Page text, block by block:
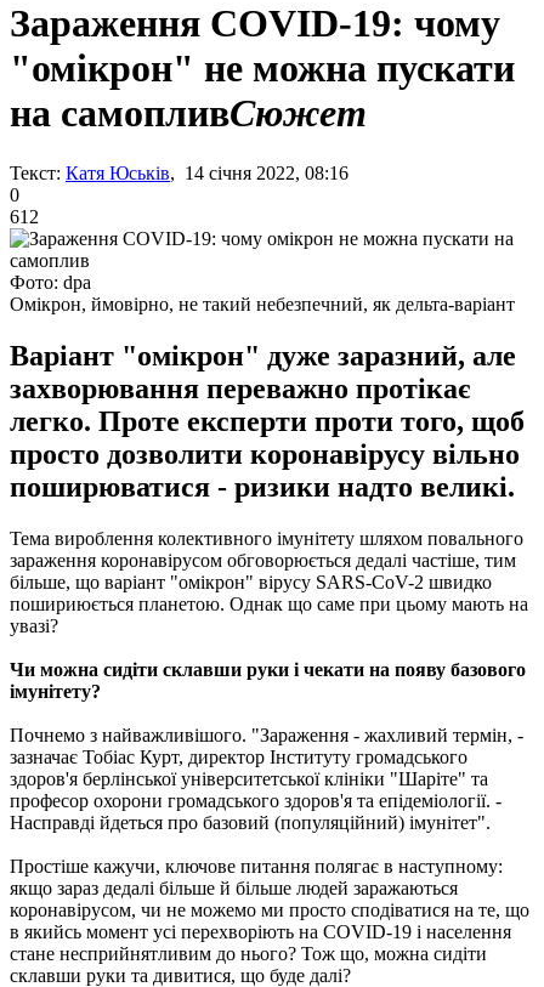
Зараження COVID-19: чому
"омікрон" не можна пускати
на самопливСюжет
Текст: Катя Юськів, 14 січня 2022, 08:16
0
612
Фото: dpa
Омікрон, ймовірно, не такий небезпечний, як дельта-варіант
Варіант "омікрон" дуже заразний, але
захворювання переважно протікає
легко. Проте експерти проти того, щоб
просто дозволити коронавірусу вільно
поширюватися - ризики надто великі.
Тема вироблення колективного імунітету шляхом повального
зараження коронавірусом обговорюється дедалі частіше, тим
більше, що варіант "омікрон" вірусу SARS-CoV-2 швидко
пошириюється планетою. Однак що саме при цьому мають на
увазі?
Чи можна сидіти склавши руки і чекати на появу базового
імунітету?
Почнемо з найважливішого. "Зараження - жахливий термін, -
зазначає Тобіас Курт, директор Інституту громадського
здоров'я берлінської університетської клініки "Шаріте" та
професор охорони громадського здоров'я та епідеміології. -
Насправді йдеться про базовий (популяційний) імунітет".
Простіше кажучи, ключове питання полягає в наступному:
якщо зараз дедалі більше й більше людей заражаються
коронавірусом, чи не можемо ми просто сподіватися на те, що
в якийсь момент усі перехворіють на COVID-19 і населення
стане несприйнятливим до нього? Тож що, можна сидіти
склавши руки та дивитися, що буде далі?